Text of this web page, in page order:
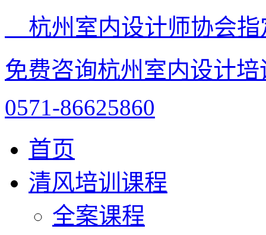
杭州室内设计师协会
免费咨询杭州室内设计
0571-86625860
首页
清风培训课程
全案课程